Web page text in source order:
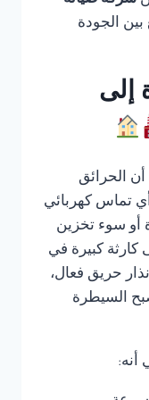
الجودة
إلى
الحرائق
تماس كهربائي
أو سوء تخزين
كارثة كبيرة في
حريق فعال،
السيطرة
أنه: